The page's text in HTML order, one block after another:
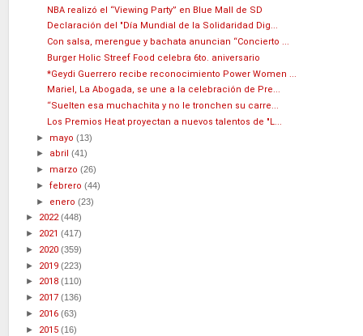
NBA realizó el “Viewing Party” en Blue Mall de SD
Declaración del "Día Mundial de la Solidaridad Dig...
Con salsa, merengue y bachata anuncian “Concierto ...
Burger Holic Streef Food celebra 6to. aniversario
*Geydi Guerrero recibe reconocimiento Power Women ...
Mariel, La Abogada, se une a la celebración de Pre...
‘‘Suelten esa muchachita y no le tronchen su carre...
Los Premios Heat proyectan a nuevos talentos de "L...
► mayo(13)
► abril(41)
► marzo(26)
►febrero(44)
► enero(23)
► 2022(448)
► 2021 (417)
► 2020 (359)
► 2019 (223)
► 2018 (110)
► 2017 (136)
► 2016 (63)
► 2015 (16)